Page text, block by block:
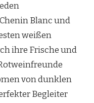
Blanc und
weißen
ihre Frische und
von dunklen
Begleiter